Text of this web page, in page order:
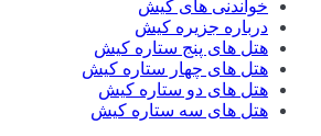
خواندنی های کیش
درباره جزیره کیش
هتل های پنج ستاره کیش
هتل های چهار ستاره کیش
هتل های دو ستاره کیش
هتل های سه ستاره کیش